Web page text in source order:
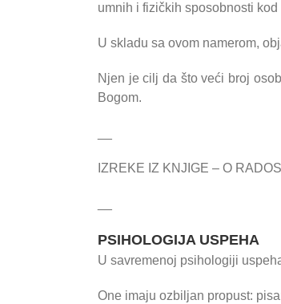
umnih i fizičkih sposobnosti kod
U skladu sa ovom namerom,
Njen je cilj da što veći broj
Bogom.
IZREKE IZ KNJIGE – O
PSIHOLOGIJA USPEHA
U savremenoj psihologiji
One imaju ozbiljan propust: